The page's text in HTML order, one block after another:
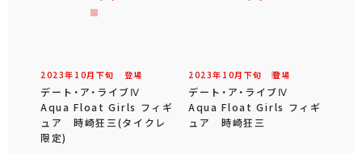
2023年 10月 下旬 登場
デート・ア・ライブⅣ
Aqua Float Girls フィギ
ュア 時崎狂三(タイクレ
限定)
2023年 10月 下旬 登場
デート・ア・ライブⅣ
Aqua Float Girls フィギ
ュア 時崎狂三